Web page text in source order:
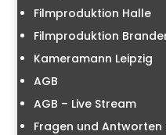
Filmproduktion Halle
Filmproduktion
Kameramann Leipzig
AGB
AGB – Live Stream
Fragen und Antworten